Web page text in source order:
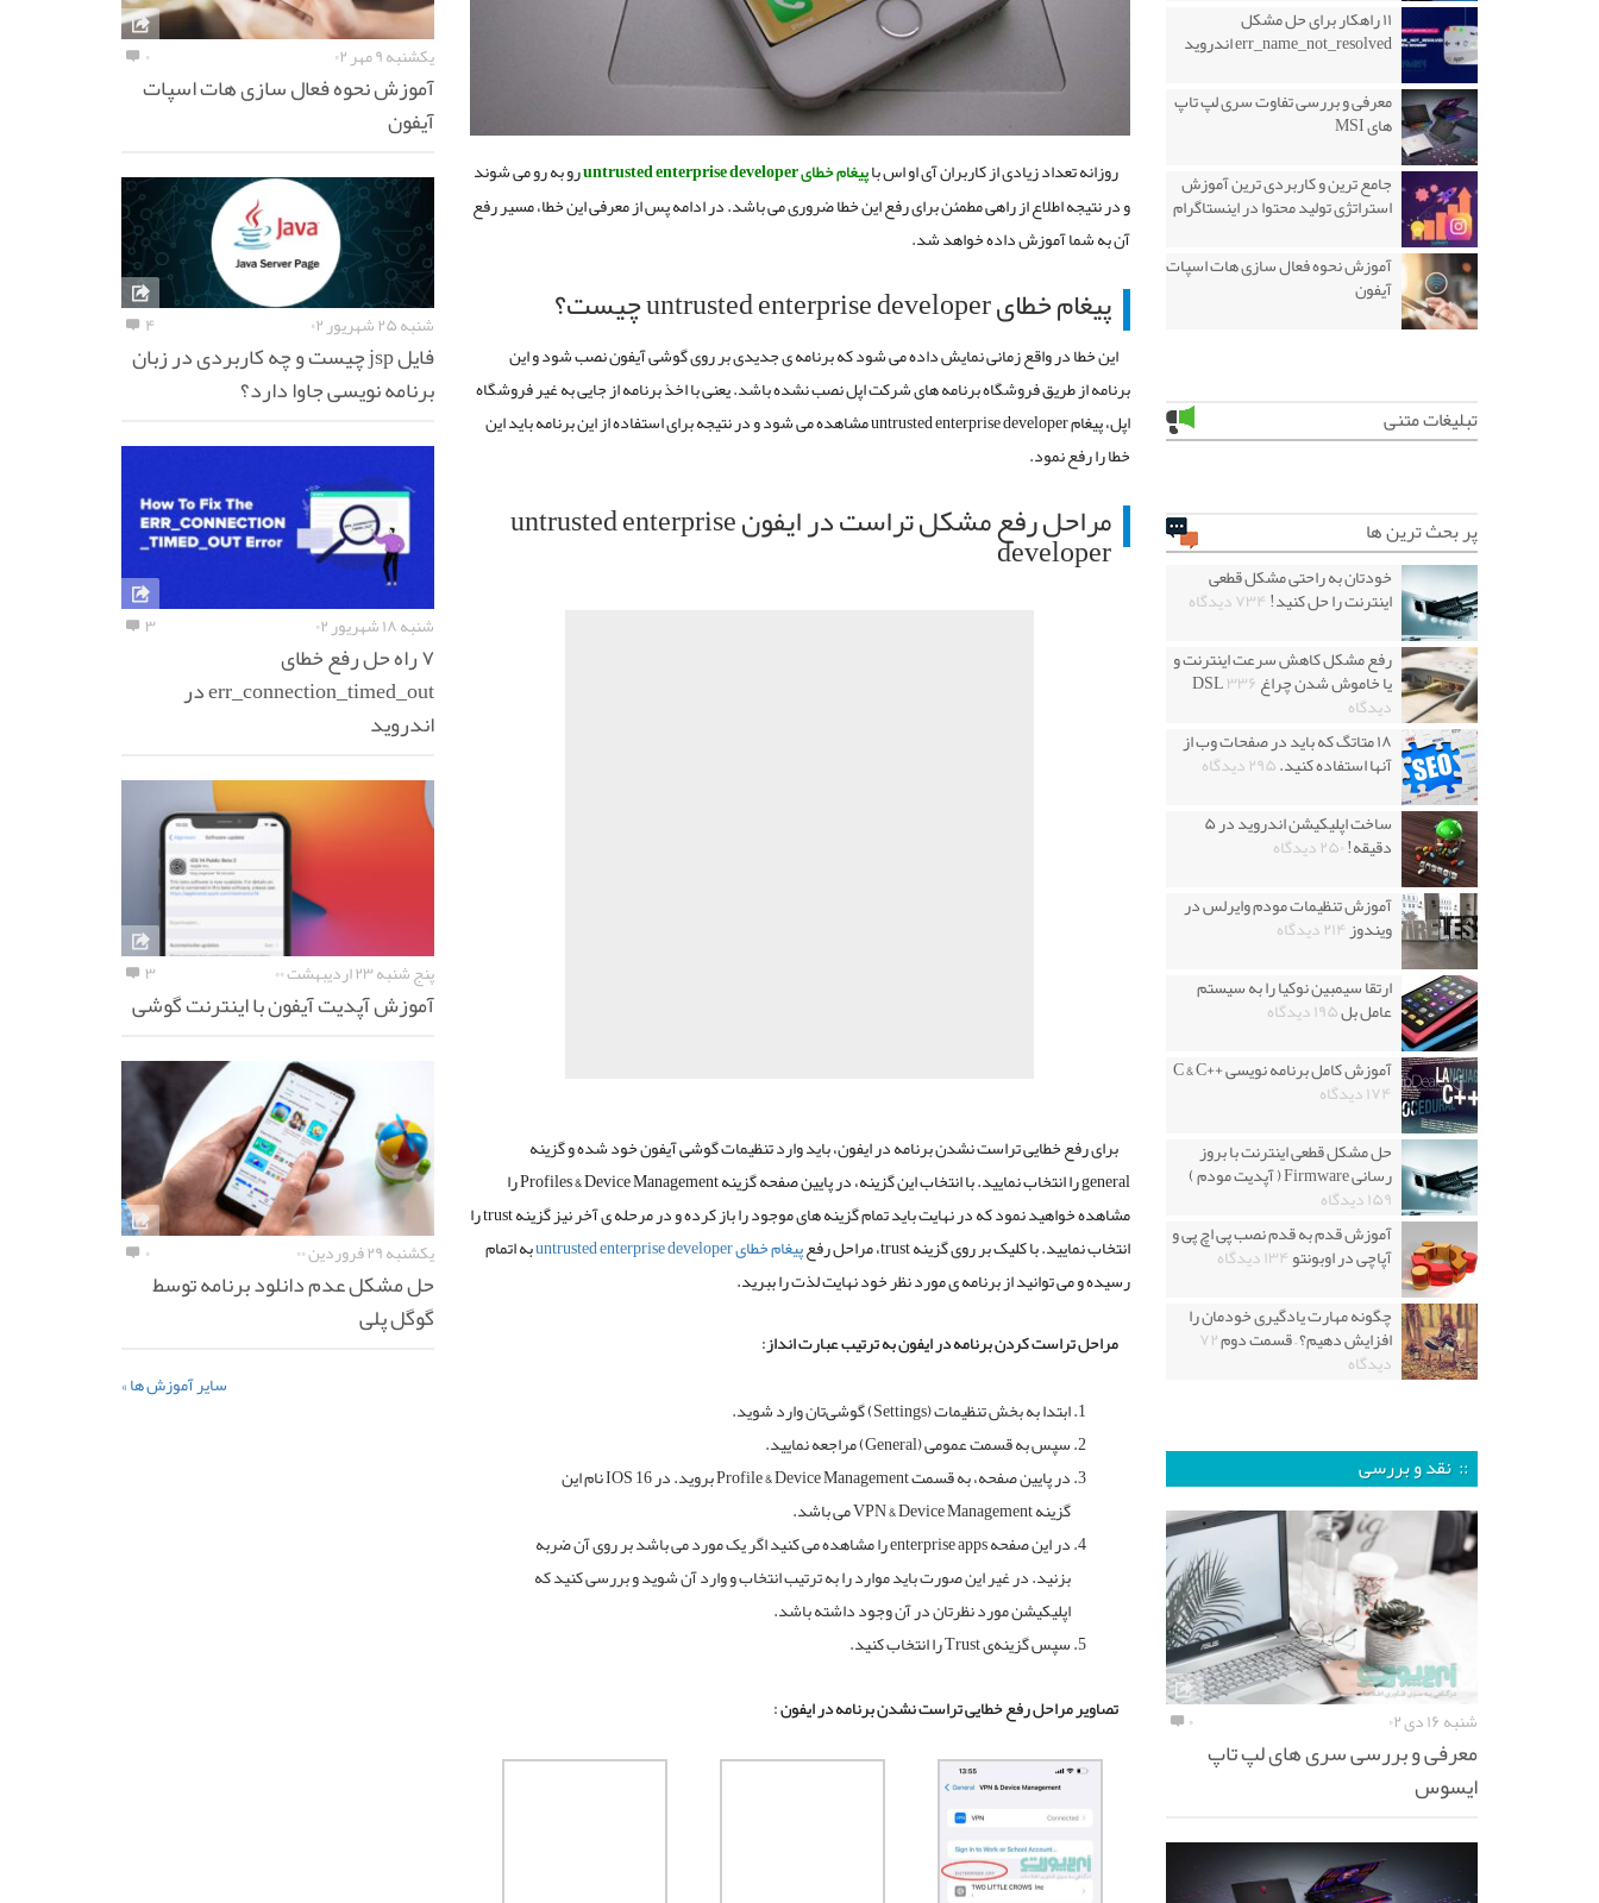
روزانه تعداد زیادی از کاربران آی او اس باپیغام خطای untrusted enterprise developer
رو به رو می شوند
و در نتیجه اطلاع از راهی مطمئن برای رفع این خطا ضروری می باشد. در ادامه پس از معرفی این خطا، مسیر رفع
آن به شما آموزش داده خواهد شد.
پیغام خطای untrusted enterprise developer چیست؟
این خطا در واقع زمانی نمایش داده می شود که برنامه ی جدیدی بر روی گوشی آیفون نصب شود و این
برنامه از طریق فروشگاه برنامه های شرکت اپل نصب نشده باشد. یعنی با اخذ برنامه از جایی به غیر فروشگاه
اپل، پیغام untrusted enterprise developer مشاهده می شود و در نتیجه برای استفاده از این برنامه باید این
خطا را رفع نمود.
مراحل رفع مشکل تراست در ایفون untrusted enterprise
developer
برای رفع خطایی تراست نشدن برنامه در ایفون، باید وارد تنظیمات گوشی آیفون خود شده و گزینه
generalرا انتخاب نمایید. با انتخاب این گزینه، در پایین صفحه گزینهProfiles & Device Managementرا
مشاهده خواهید نمود که در نهایت باید تمام گزینه های موجود را باز کرده و در مرحله ی آخر نیز گزینهtrustرا
انتخاب نمایید. با کلیک بر روی گزینهtrust، مراحل رفعپیغام خطایuntrusted enterprise developerبه اتمام
رسیده و می توانید از برنامه ی مورد نظر خود نهایت لذت را ببرید.
مراحل تراست کردن برنامه در ایفون به ترتیب عبارت انداز:
ابتدا به بخش تنظیمات (Settings) گوشی‌تان وارد شوید.
سپس به قسمت عمومی (General) مراجعه نمایید.
در پایین صفحه، به قسمت Profile & Device Management بروید. در IOS 16 نام این
گزینه VPN & Device Management می باشد.
در این صفحه enterprise apps را مشاهده می کنید اگر یک مورد می باشد بر روی آن ضربه
بزنید. در غیر این صورت باید موارد را به ترتیب انتخاب و وارد آن شوید و بررسی کنید که
اپلیکیشن مورد نظرتان در آن وجود داشته باشد.
سپس گزینه‌ی Trust را انتخاب کنید.
تصاویر مراحل رفع خطایی تراست نشدن برنامه در ایفون :
۱۱ راهکار برای حل مشکل
err_name_not_resolved اندروید
معرفی و بررسی تفاوت سری لپ تاپ
های MSI
جامع ترین و کاربردی ترین آموزش
استراتژی تولید محتوا در اینستاگرام
آموزش نحوه فعال سازی هات اسپات
آیفون
تبلیغات متنی
پر بحث ترین ها
خودتان به راحتی مشکل قطعی
اینترنت را حل کنید!۷۳۴ دیدگاه
رفع مشکل کاهش سرعت اینترنت و
یا خاموش شدن چراغ DSL۳۳۶
دیدگاه
۱۸ متاتگ که باید در صفحات وب از
آنها استفاده کنید.۲۹۵ دیدگاه
ساخت اپلیکیشن اندروید در ۵
دقیقه!۲۵۰ دیدگاه
آموزش تنظیمات مودم وایرلس در
ویندوز۲۱۴ دیدگاه
ارتقا سیمبین نوکیا را به سیستم
عامل بل۱۹۵ دیدگاه
آموزش کامل برنامه نویسی ++C & C
۱۷۴ دیدگاه
حل مشکل قطعی اینترنت با بروز
رسانی Firmware ( آپدیت مودم )
۱۵۹ دیدگاه
آموزش قدم به قدم نصب پی اچ پی و
آپاچی در اوبونتو۱۳۴ دیدگاه
چگونه مهارت یادگیری خودمان را
افزایش دهیم؟ – قسمت دوم۷۲
دیدگاه
:: نقد و بررسی
شنبه ۱۶ دی ۰۲ ۰
معرفی و بررسی سری های لپ تاپ
ایسوس
یکشنبه ۹ مهر ۰۲ ۰
آموزش نحوه فعال سازی هات اسپات
آیفون
شنبه ۲۵ شهریور ۰۲ ۴
فایل jsp چیست و چه کاربردی در زبان
برنامه نویسی جاوا دارد؟
شنبه ۱۸ شهریور ۰۲ ۳
۷ راه حل رفع خطای
err_connection_timed_out در
اندروید
پنج شنبه ۲۳ اردیبهشت ۰۰ ۳
آموزش آپدیت آیفون با اینترنت گوشی
یکشنبه ۲۹ فروردین ۰۰ ۰
حل مشکل عدم دانلود برنامه توسط
گوگل پلی
سایر آموزش ها »